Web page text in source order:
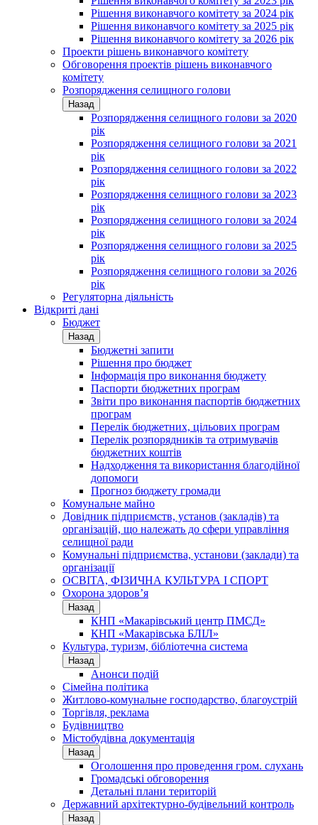
Рішення виконавчого комітету за 2024 рік
Рішення виконавчого комітету за 2025 рік
Рішення виконавчого комітету за 2026 рік
Проекти рішень виконавчого комітету
Обговорення проектів рішень виконавчого
комітету
Розпорядження селищного голови
Назад
Розпорядження селищного голови за 2020
рік
Розпорядження селищного голови за 2021
рік
Розпорядження селищного голови за 2022
рік
Розпорядження селищного голови за 2023
рік
Розпорядження селищного голови за 2024
рік
Розпорядження селищного голови за 2025
рік
Розпорядження селищного голови за 2026
рік
Регуляторна діяльність
Відкриті дані
Бюджет
Назад
Бюджетні запити
Рішення про бюджет
Інформація про виконання бюджету
Паспорти бюджетних програм
Звіти про виконання паспортів бюджетних
програм
Перелік бюджетних, цільових програм
Перелік розпорядників та отримувачів
бюджетних коштів
Надходження та використання благодійної
допомоги
Прогноз бюджету громади
Комунальне майно
Довідник підприємств, установ (закладів) та
організацій, що належать до сфери управління
селищної ради
Комунальні підприємства, установи (заклади) та
організації
ОСВІТА, ФІЗИЧНА КУЛЬТУРА І СПОРТ
Охорона здоров’я
Назад
КНП «Макарівський центр ПМСД»
КНП «Макарівська БЛІЛ»
Культура, туризм, бібліотечна система
Назад
Анонси подій
Сімейна політика
Житлово-комунальне господарство, благоустрій
Торгівля, реклама
Будівництво
Містобудівна документація
Назад
Оголошення про проведення гром. слухань
Громадські обговорення
Детальні плани територій
Державний архітектурно-будівельний контроль
Назад